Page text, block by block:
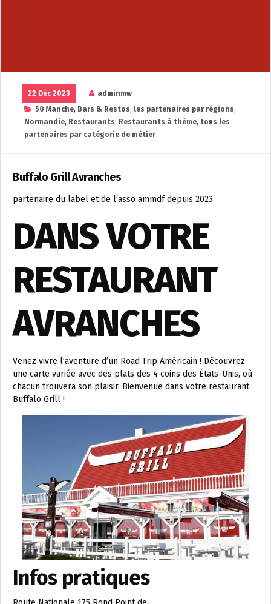
22 Déc 2023
adminmw
50 Manche, Bars & Restos, les partenaires par régions,
Normandie, Restaurants, Restaurants à thème, tous les
partenaires par catégorie de métier
Buffalo Grill Avranches
partenaire du label et de l’asso ammdf depuis 2023
DANS VOTRE
RESTAURANT
AVRANCHES
Venez vivre l’aventure d’un Road Trip Américain ! Découvrez
une carte variée avec des plats des 4 coins des États-Unis, où
chacun trouvera son plaisir. Bienvenue dans votre restaurant
Buffalo Grill !
Infos pratiques